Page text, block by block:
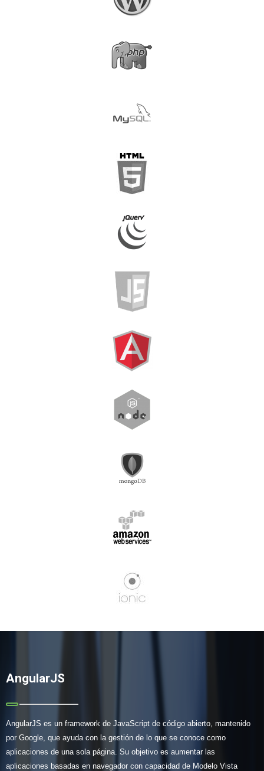
AngularJS
AngularJS es un framework de JavaScript de código abierto, mantenido
por Google, que ayuda con la gestión de lo que se conoce como
aplicaciones de una sola página. Su objetivo es aumentar las
aplicaciones basadas en navegador con capacidad de Modelo Vista